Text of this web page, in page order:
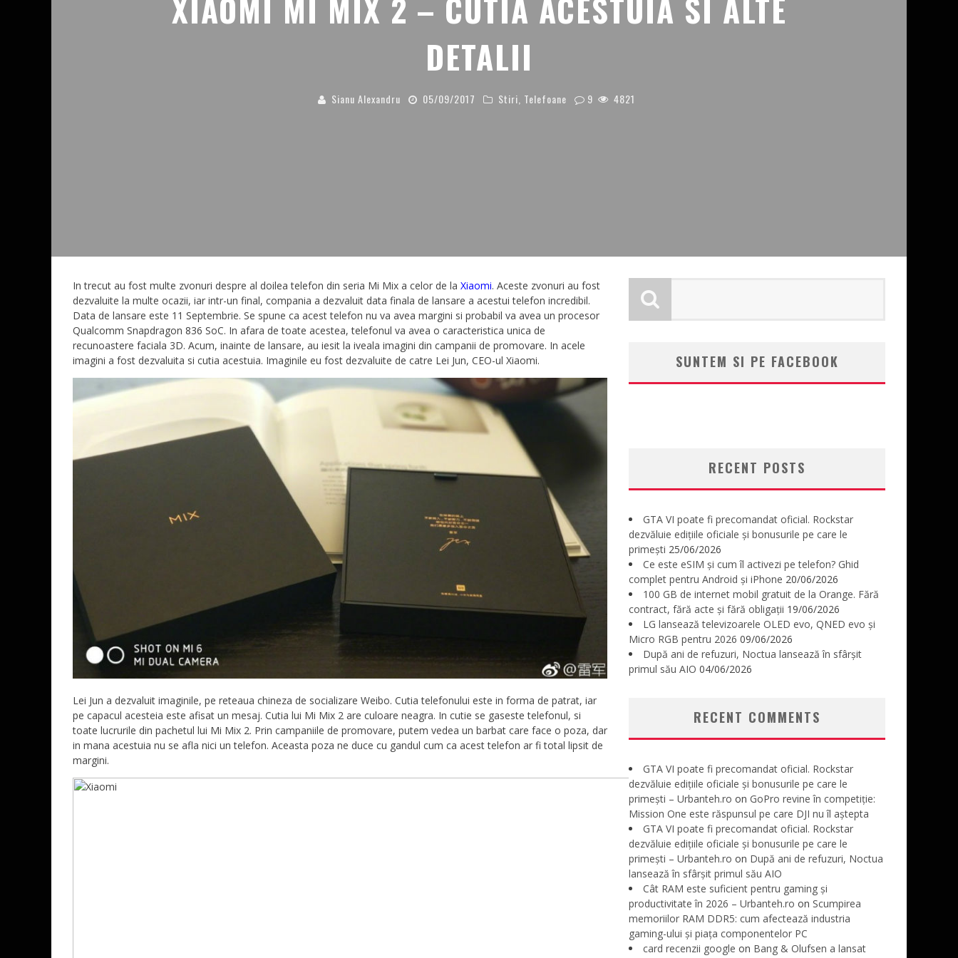
XIAOMI MI MIX 2 – CUTIA ACESTUIA SI ALTE
DETALII
Sianu Alexandru 05/09/2017 Stiri Telefoane 9 4821
In trecut au fost multe zvonuri despre al doilea telefon din seria Mi Mix a celor de la Xiaomi. Aceste zvonuri au fost
dezvaluite la multe ocazii, iar intr-un final, compania a dezvaluit data finala de lansare a acestui telefon incredibil.
Data de lansare este 11 Septembrie. Se spune ca acest telefon nu va avea margini si probabil va avea un procesor
Qualcomm Snapdragon 836 SoC. In afara de toate acestea, telefonul va avea o caracteristica unica de
recunoastere faciala 3D. Acum, inainte de lansare, au iesit la iveala imagini din campanii de promovare. In acele
imagini a fost dezvaluita si cutia acestuia. Imaginile eu fost dezvaluite de catre Lei Jun, CEO-ul Xiaomi.
Lei Jun a dezvaluit imaginile, pe reteaua chineza de socializare Weibo. Cutia telefonului este in forma de patrat, iar
pe capacul acesteia este afisat un mesaj. Cutia lui Mi Mix 2 are culoare neagra. In cutie se gaseste telefonul, si
toate lucrurile din pachetul lui Mi Mix 2. Prin campaniile de promovare, putem vedea un barbat care face o poza, dar
in mana acestuia nu se afla nici un telefon. Aceasta poza ne duce cu gandul cum ca acest telefon ar fi total lipsit de
margini.
SUNTEM SI PE FACEBOOK
RECENT POSTS
GTA VI poate fi precomandat oficial. Rockstar
dezvăluie edițiile oficiale și bonusurile pe care le
primești 25/06/2026
Ce este eSIM și cum îl activezi pe telefon? Ghid
complet pentru Android și iPhone 20/06/2026
100 GB de internet mobil gratuit de la Orange. Fără
contract, fără acte și fără obligații 19/06/2026
LG lansează televizoarele OLED evo, QNED evo și
Micro RGB pentru 2026 09/06/2026
După ani de refuzuri, Noctua lansează în sfârșit
primul său AIO 04/06/2026
RECENT COMMENTS
GTA VI poate fi precomandat oficial. Rockstar
dezvăluie edițiile oficiale și bonusurile pe care le
primești – Urbanteh.ro on GoPro revine în competiție:
Mission One este răspunsul pe care DJI nu îl aștepta
GTA VI poate fi precomandat oficial. Rockstar
dezvăluie edițiile oficiale și bonusurile pe care le
primești – Urbanteh.ro on După ani de refuzuri, Noctua
lansează în sfârșit primul său AIO
Cât RAM este suficient pentru gaming și
productivitate în 2026 – Urbanteh.ro on Scumpirea
memoriilor RAM DDR5: cum afectează industria
gaming-ului și piața componentelor PC
card recenzii google on Bang & Olufsen a lansat